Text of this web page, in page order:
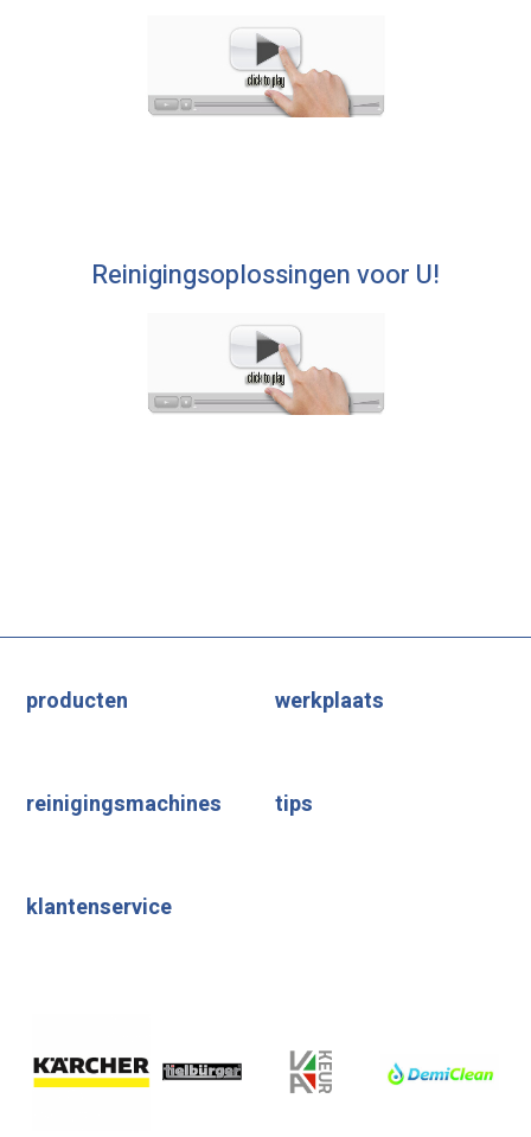
Reinigingsoplossingen voor U!
producten werkplaats
reinigingsmachines tips
klantenservice